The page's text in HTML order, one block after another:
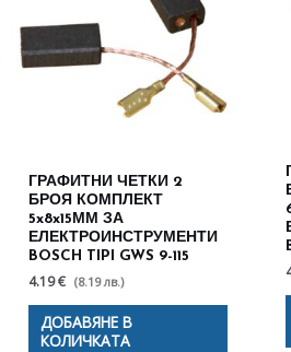
ГРАФИТHИ ЧЕТКИ 2
БРОЯ КОМПЛЕКТ
5x8x15ММ ЗА
ЕЛЕКТРОИНСТРУМЕНТИ
BOSCH TIPI GWS 9-115
4.19 € (8.19 лв.)
ДОБАВЯНЕ В
КОЛИЧКАТА